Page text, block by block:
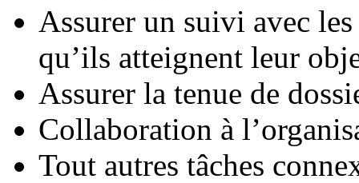
Assurer un suivi avec les
qu’ils atteignent leur
Assurer la tenue de
Collaboration à
Tout autres tâches